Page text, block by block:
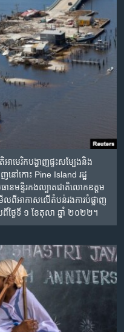
ាមេរិក​បង្ហាញ​ផ្ទះ​សម្បែង​និង​​
ាញ​នៅ​កោះ Pine Island រដ្ឋ
ាន​មន្ទីរ​កងល្បាត​ជាតិ​លោក​ឧត្តម
ពី​អាកាស​លើ​តំបន់​រង​ការ​បំផ្លាញ​
ថ្ងៃ​ទី ១ ខែ​តុលា ឆ្នាំ​ ២០២២។